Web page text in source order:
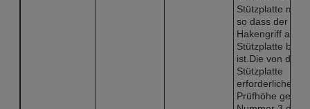
Stützplatte
so dass der
Hakengriff an
Stützplatte
ist.Die von der
Stützplatte
erforderliche
Prüfhöhe gemäß